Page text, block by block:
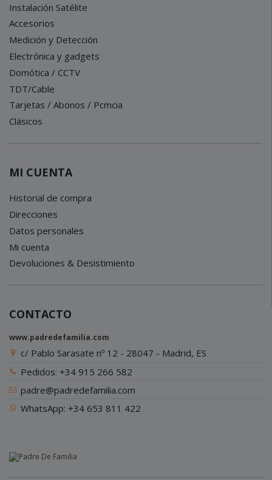
Instalación Satélite
Accesorios
Medición y Detección
Electrónica y gadgets
Domótica / CCTV
TDT/Cable
Tarjetas / Abonos / Pcmcia
Clásicos
MI CUENTA
Historial de compra
Direcciones
Datos personales
Mi cuenta
Devoluciones & Desistimiento
CONTACTO
www.padredefamilia.com
c/ Pablo Sarasate nº 12 - 28047 - Madrid, ES
Pedidos: +34 915 266 582
padre@padredefamilia.com
WhatsApp: +34 653 811 422